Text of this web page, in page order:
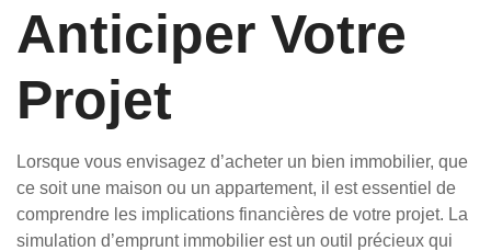
Anticiper Votre
Projet
Lorsque vous envisagez d’acheter un bien immobilier, que
ce soit une maison ou un appartement, il est essentiel de
comprendre les implications financières de votre projet. La
simulation d’emprunt immobilier est un outil précieux qui